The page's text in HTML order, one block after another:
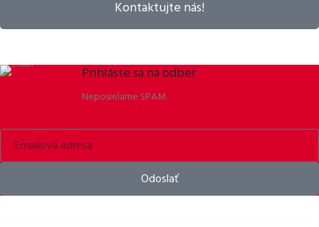
Kontaktujte nás!
Prihláste sa na odber
Neposielame SPAM.
Odoslať